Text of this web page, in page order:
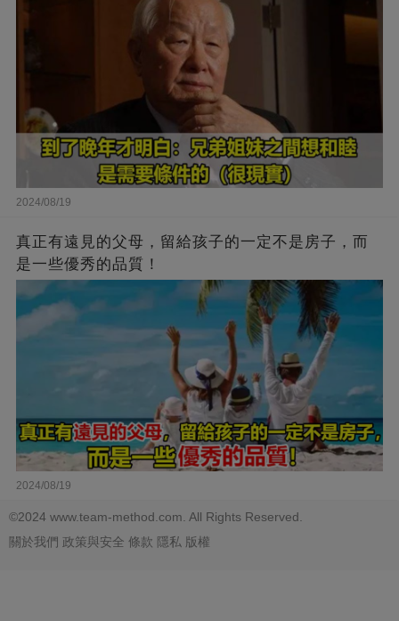
2024/08/19
真正有遠見的父母，留給孩子的一定不是房子，而
是一些優秀的品質！
2024/08/19
©2024 www.team-method.com. All Rights Reserved.
關於我們 政策與安全 條款 隱私 版權